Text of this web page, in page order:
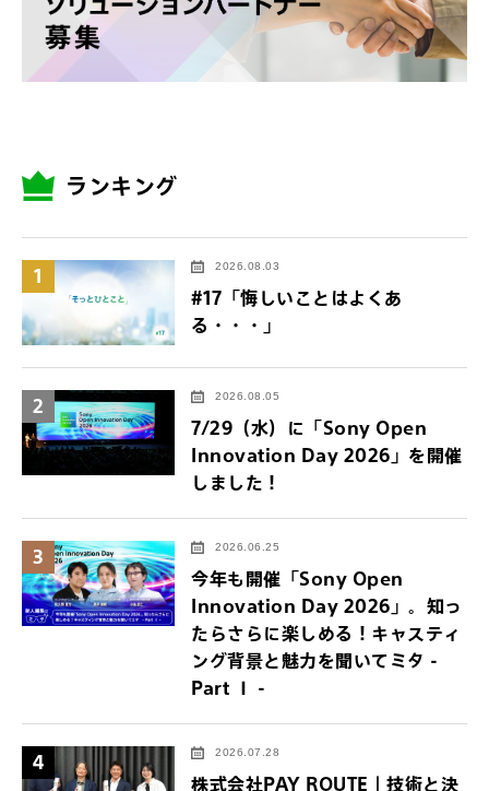
ランキング
1 2026.08.03
#17「悔しいことはよくあ
る・・・」
2 2026.08.05
7/29（水）に「Sony Open
Innovation Day 2026」を開催
しました！
3 2026.06.25
今年も開催「Sony Open
Innovation Day 2026」。知っ
たらさらに楽しめる！キャスティ
ング背景と魅力を聞いてミタ -
Part Ⅰ -
4 2026.07.28
株式会社PAY ROUTE｜技術と決